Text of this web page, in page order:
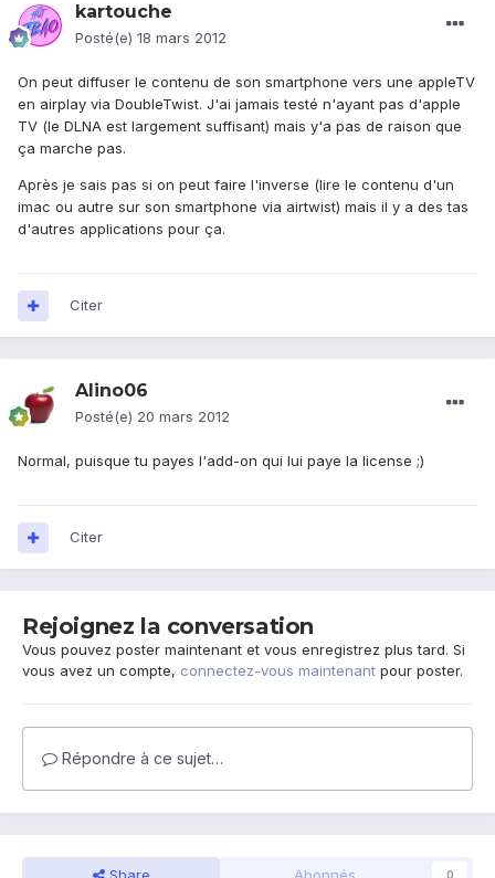
kartouche
Posté(e) 18 mars 2012
On peut diffuser le contenu de son smartphone vers une appleTV
en airplay via DoubleTwist. J'ai jamais testé n'ayant pas d'apple
TV (le DLNA est largement suffisant) mais y'a pas de raison que
ça marche pas.
Après je sais pas si on peut faire l'inverse (lire le contenu d'un
imac ou autre sur son smartphone via airtwist) mais il y a des tas
d'autres applications pour ça.
Citer
Alino06
Posté(e) 20 mars 2012
Normal, puisque tu payes l'add-on qui lui paye la license ;)
Citer
Rejoignez la conversation
Vous pouvez poster maintenant et vous enregistrez plus tard. Si
vous avez un compte, connectez-vous maintenant pour poster.
Répondre à ce sujet…
0